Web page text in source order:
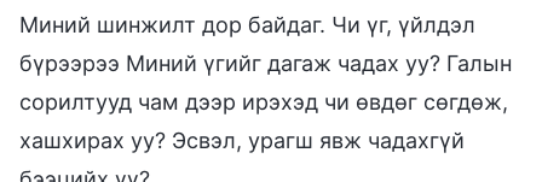
Миний шинжилт дор байдаг. Чи үг, үйлдэл
бүрээрээ Миний үгийг дагаж чадах уу? Галын
сорилтууд чам дээр ирэхэд чи өвдөг сөгдөж,
хашхирах уу? Эсвэл, урагш явж чадахгүй